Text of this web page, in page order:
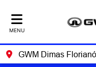
MENU
GWM Dimas